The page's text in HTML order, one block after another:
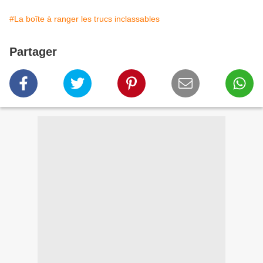
#La boîte à ranger les trucs inclassables
Partager